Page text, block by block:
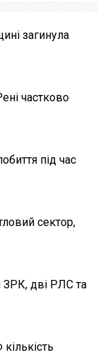
загинула
частково
під час
сектор,
ЗРК, дві РЛС та